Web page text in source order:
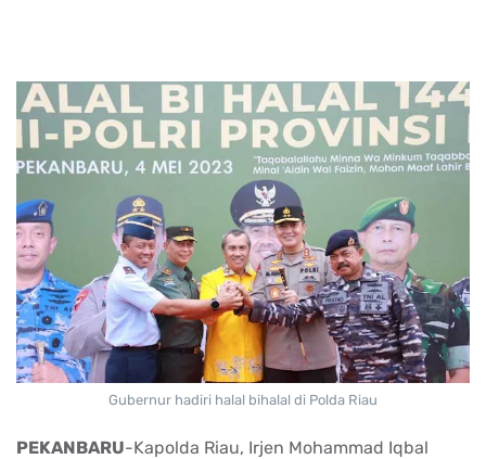
Gubernur hadiri halal bihalal di Polda Riau
PEKANBARU-Kapolda Riau, Irjen Mohammad Iqbal